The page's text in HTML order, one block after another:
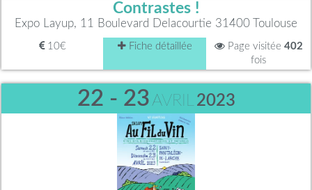
Contrastes !
Expo Layup, 11 Boulevard Delacourtie 31400 Toulouse
10€ Fiche détaillée Page visitée 402
fois
22 - 23AVRIL 2023